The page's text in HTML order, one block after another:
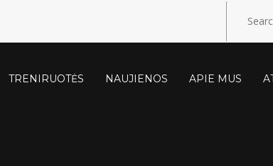
TRENIRUOTĖS NAUJIENOS APIE MUS